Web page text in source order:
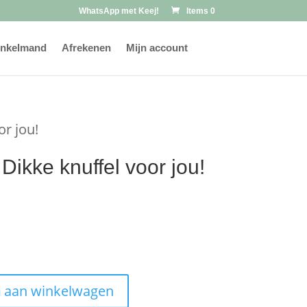
WhatsApp met Keej! Items 0
Afrekenen Mijn account
jou!
knuffel voor jou!
aan winkelwagen